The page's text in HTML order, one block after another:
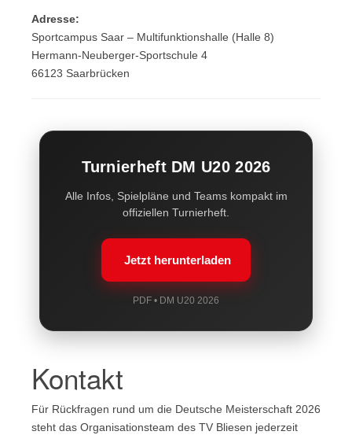
Adresse:
Sportcampus Saar – Multifunktionshalle (Halle 8)
Hermann-Neuberger-Sportschule 4
66123 Saarbrücken
Turnierheft DM U20 2026
Alle Infos, Spielpläne und Teams kompakt im
offiziellen Turnierheft.
Jetzt herunterladen
PDF • DM U20 2026
Kontakt
Für Rückfragen rund um die Deutsche Meisterschaft 2026
steht das Organisationsteam des TV Bliesen jederzeit